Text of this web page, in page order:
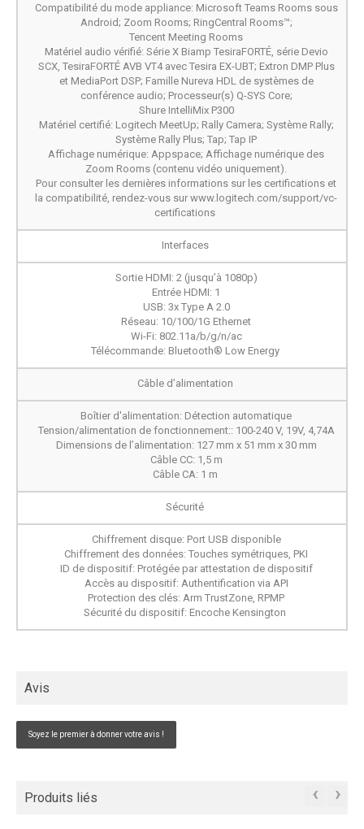
Compatibilité du mode appliance: Microsoft Teams Rooms sous
Android; Zoom Rooms; RingCentral Rooms™;
Tencent Meeting Rooms
Matériel audio vérifié: Série X Biamp TesiraFORTÉ, série Devio
SCX, TesiraFORTÉ AVB VT4 avec Tesira EX-UBT; Extron DMP Plus
et MediaPort DSP; Famille Nureva HDL de systèmes de
conférence audio; Processeur(s) Q-SYS Core;
Shure IntelliMix P300
Matériel certifié: Logitech MeetUp; Rally Camera; Système Rally;
Système Rally Plus; Tap; Tap IP
Affichage numérique: Appspace; Affichage numérique des
Zoom Rooms (contenu vidéo uniquement).
Pour consulter les dernières informations sur les certifications et
la compatibilité, rendez-vous sur www.logitech.com/support/vc-
certifications
Interfaces
Sortie HDMI: 2 (jusqu’à 1080p)
Entrée HDMI: 1
USB: 3x Type A 2.0
Réseau: 10/100/1G Ethernet
Wi-Fi: 802.11a/b/g/n/ac
Télécommande: Bluetooth® Low Energy
Câble d’alimentation
Boîtier d'alimentation: Détection automatique
Tension/alimentation de fonctionnement:: 100-240 V, 19V, 4,74A
Dimensions de l’alimentation: 127 mm x 51 mm x 30 mm
Câble CC: 1,5 m
Câble CA: 1 m
Sécurité
Chiffrement disque: Port USB disponible
Chiffrement des données: Touches symétriques, PKI
ID de dispositif: Protégée par attestation de dispositif
Accès au dispositif: Authentification via API
Protection des clés: Arm TrustZone, RPMP
Sécurité du dispositif: Encoche Kensington
Avis
Soyez le premier à donner votre avis !
Produits liés ‹ ›